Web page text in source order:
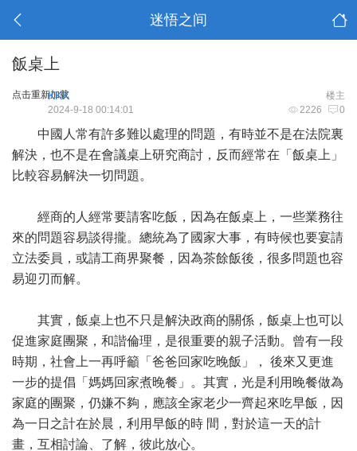
迷悟之间
飯桌上
点击重新加载 楼主
KKK
2226 0
2024-9-18 00:14:01
中國人常有許多難以處理的問題，有時並不是在法院裏
解決，也不是在會議桌上研究商討，反而經常在「飯桌上」
比較容易解決一切問題。
經商的人經常要請客吃飯，因為在飯桌上，一些業務往
來的問題容易談得攏。總統為了國家大事，有時候也要宴請
立法委員，或請工商界聚餐，因為茶餘飯後，很多問題也容
易迎刃而解。
其實，飯桌上也不只是解決政商的關係，飯桌上也可以
促進家庭團聚，和諧倫理，是很重要的親子活動。曾有一段
時期，社會上一再呼籲「爸爸回家吃晚飯」， 後來又更進
一步的提倡「媽媽回家煮晚餐」。其實，光是利用晚餐做為
家庭的團聚，仍嫌不夠，應該全家老少一齊起來吃早飯，因
為一日之計在於晨，利用早飯的時 間，對於這一天的計
畫，互相討論、了解，彼此放心。